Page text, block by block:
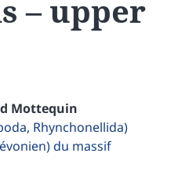
– upper
Mottequin
Rhynchonellida)
du massif